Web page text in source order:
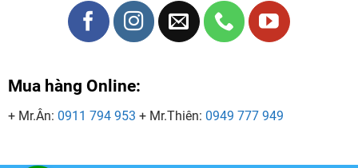
Mua hàng Online:
+ Mr.Ân: 0911 794 953 + Mr.Thiên: 0949 777 949